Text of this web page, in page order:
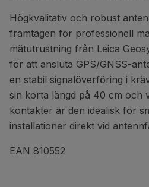
Högkvalitativ och robust
framtagen för professionell
mätutrustning från Leica
för att ansluta GPS/GNSS-
en stabil signalöverföring i
sin korta längd på 40 cm och
kontakter är den idealisk för
installationer direkt vid
EAN 810552